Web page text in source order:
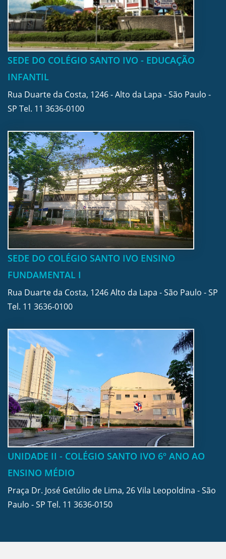
SEDE DO COLÉGIO SANTO IVO - EDUCAÇÃO
INFANTIL
Rua Duarte da Costa, 1246 - Alto da Lapa - São Paulo -
SP Tel. 11 3636-0100
SEDE DO COLÉGIO SANTO IVO ENSINO
FUNDAMENTAL I
Rua Duarte da Costa, 1246 Alto da Lapa - São Paulo - SP
Tel. 11 3636-0100
UNIDADE II - COLÉGIO SANTO IVO 6º ANO AO
ENSINO MÉDIO
Praça Dr. José Getúlio de Lima, 26 Vila Leopoldina - São
Paulo - SP Tel. 11 3636-0150